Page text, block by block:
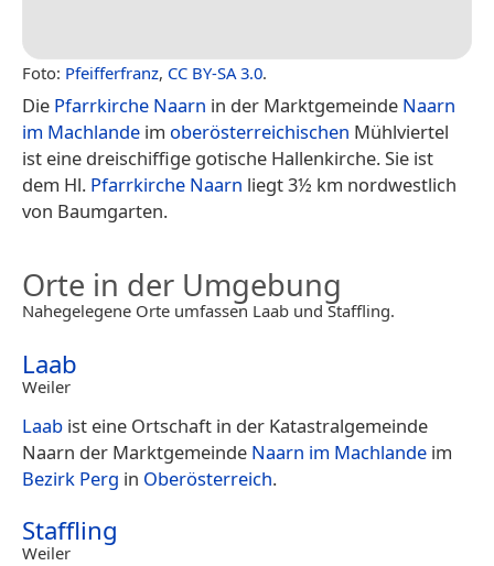
Foto: Pfeifferfranz, CC BY-SA 3.0.
Die Pfarrkirche Naarn in der Marktgemeinde Naarn
im Machlande im oberösterreichischen Mühlviertel
ist eine dreischiffige gotische Hallenkirche. Sie ist
dem Hl. Pfarrkirche Naarn liegt 3½ km nordwestlich
von Baumgarten.
Orte in der Umgebung
Nahegelegene Orte umfassen Laab und Staffling.
Laab
Weiler
Laab ist eine Ortschaft in der Katastralgemeinde
Naarn der Marktgemeinde Naarn im Machlande im
Bezirk Perg in Oberösterreich.
Staffling
Weiler